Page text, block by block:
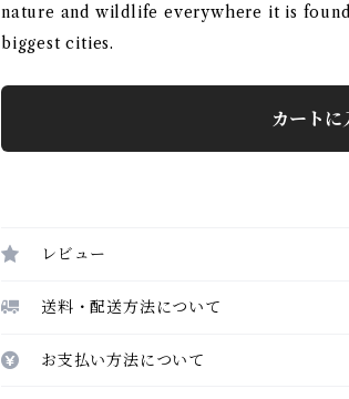
nature and wildlife everywhere it is
biggest cities.
カートに
レビュー
送料・配送方法について
お支払い方法について